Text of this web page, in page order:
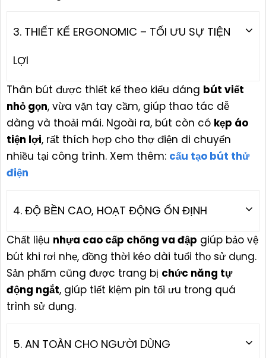
3. THIẾT KẾ ERGONOMIC – TỐI ƯU SỰ TIỆN
LỢI
Thân bút được thiết kế theo kiểu dáng bút viết
nhỏ gọn, vừa vặn tay cầm, giúp thao tác dễ
dàng và thoải mái. Ngoài ra, bút còn có kẹp áo
tiện lợi, rất thích hợp cho thợ điện di chuyển
nhiều tại công trình. Xem thêm: cấu tạo bút thử
điện
4. ĐỘ BỀN CAO, HOẠT ĐỘNG ỔN ĐỊNH
Chất liệu nhựa cao cấp chống va đập giúp bảo vệ
bút khi rơi nhẹ, đồng thời kéo dài tuổi thọ sử dụng.
Sản phẩm cũng được trang bị chức năng tự
động ngắt, giúp tiết kiệm pin tối ưu trong quá
trình sử dụng.
5. AN TOÀN CHO NGƯỜI DÙNG